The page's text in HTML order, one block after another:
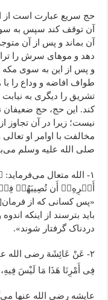
حج سریع عبارت است از
آن توقف کند سپس به
آن بماند و پس از آن
دهد و موهای سرش را
و پس از این به سوی مکه
طواف افاضه و وداع را
تشریق را دیگری به
کند. این حج، حج
نیست؛ زیرا در آن تجاوز
مخالفت با اوامر او
صلی الله علیه وسلم
۱- الله متعال
«پس کسانی ‌که از
باید بترسند از اینکه
دردناک گرفتار شوند».
۲- عَنْ عَائِشَهَ رضی الله
فِی أَمْرِنَا هَذَا مَا لَیْسَ
عایشه رضی الله عنها